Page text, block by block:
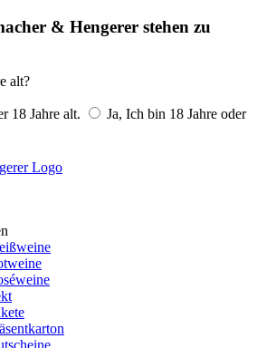
& Hengerer stehen zu
alt?
18 Jahre alt.
Ja, Ich bin 18 Jahre oder